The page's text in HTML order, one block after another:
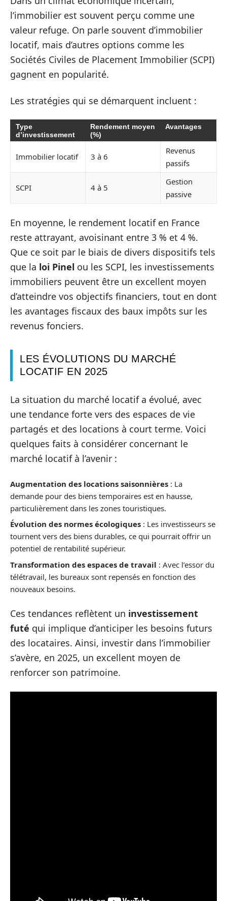
l’immobilier est souvent perçu comme une
valeur refuge. On parle souvent d’immobilier
locatif, mais d’autres options comme les
Sociétés Civiles de Placement Immobilier (SCPI)
gagnent en popularité.
Les stratégies qui se démarquent incluent :
Type
d’investissement
Rendement moyen
(%)
Avantages
Immobilier locatif 3 à 6
Revenus
passifs
SCPI 4 à 5
Gestion
passive
En moyenne, le rendement locatif en France
reste attrayant, avoisinant entre 3 % et 4 %.
Que ce soit par le biais de divers dispositifs tels
que la loi Pinel ou les SCPI, les investissements
immobiliers peuvent être un excellent moyen
d’atteindre vos objectifs financiers, tout en dont
les avantages fiscaux des baux impôts sur les
revenus fonciers.
LES ÉVOLUTIONS DU MARCHÉ
LOCATIF EN 2025
La situation du marché locatif a évolué, avec
une tendance forte vers des espaces de vie
partagés et des locations à court terme. Voici
quelques faits à considérer concernant le
marché locatif à l’avenir :
Augmentation des locations saisonnières : La
demande pour des biens temporaires est en hausse,
particulièrement dans les zones touristiques.
Évolution des normes écologiques : Les investisseurs se
tournent vers des biens durables, ce qui pourrait offrir un
potentiel de rentabilité supérieur.
Transformation des espaces de travail : Avec l’essor du
télétravail, les bureaux sont repensés en fonction des
nouveaux besoins.
Ces tendances reflètent un investissement
futé qui implique d’anticiper les besoins futurs
des locataires. Ainsi, investir dans l’immobilier
s’avère, en 2025, un excellent moyen de
renforcer son patrimoine.